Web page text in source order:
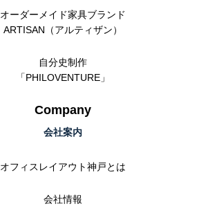
オーダーメイド家具ブランド
ARTISAN（アルティザン）
自分史制作
「PHILOVENTURE」
Company
会社案内
オフィスレイアウト神戸とは
会社情報